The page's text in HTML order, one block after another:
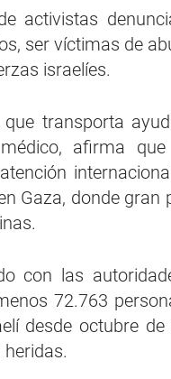
activistas
ser víctimas de
israelíes.
que transporta
afirma
Gaza, donde gran
con las
72.763
desde octubre